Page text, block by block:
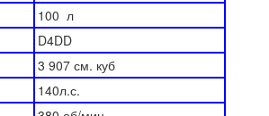
100 л
D4DD
3 907 см. куб
140л.с.